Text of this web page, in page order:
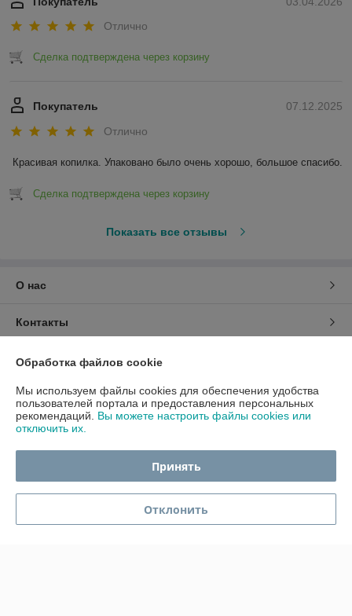
Отлично
Сделка подтверждена через корзину
07.12.2025
Покупатель
Отлично
Красивая копилка. Упаковано было очень хорошо, большое спасибо.
Сделка подтверждена через корзину
Показать все отзывы
О нас
Контакты
Доставка и оплата
График работы
Полная версия сайта
Политика обработки cookies
Сайт создан на платформе Deal.by
Обработка файлов cookie
Мы используем файлы cookies для обеспечения удобства
пользователей портала и предоставления персональных
рекомендаций. Вы можете настроить файлы cookies или
отключить их.
Принять
Отклонить